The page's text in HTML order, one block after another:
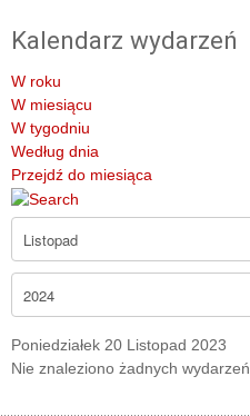
Kalendarz wydarzeń
W roku
W miesiącu
W tygodniu
Według dnia
Przejdź do miesiąca
Poniedziałek 20 Listopad 2023
Nie znaleziono żadnych wydarzeń